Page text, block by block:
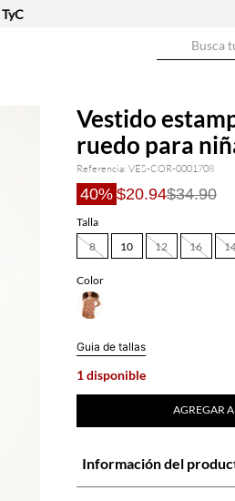
Vestido
ruedo para
Referencia: VES-COR-0001708
40% $20.94$34.90
Talla
8
10 12 16
Color
Guia de tallas
1 disponible
AGREGAR
Información del